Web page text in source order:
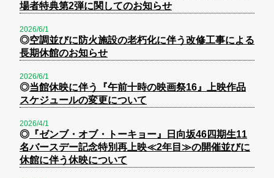
場者特典第2弾に関してのお知らせ
2026/6/1
◎空調並びに防火施設の老朽化に伴う改修工事による
長期休館のお知らせ
2026/6/1
◎当館休映に伴う『午前十時の映画祭16』上映作品
スケジュールの変更について
2026/4/1
◎ 『ゼンブ・オブ・トーキョー』日向坂46四期生11
名バースデー記念特別再上映≪2年目≫の開催並びに
休館に伴う休映について